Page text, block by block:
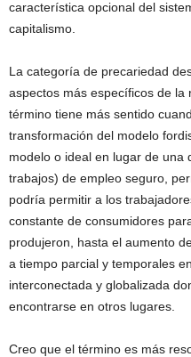
característica opcional del
capitalismo.
La categoría de precariedad
aspectos más específicos de la
término tiene más sentido
transformación del modelo
modelo o ideal en lugar de una
trabajos) de empleo seguro,
podría permitir a los
constante de consumidores
produjeron, hasta el aumento
a tiempo parcial y temporales
interconectada y globalizada
encontrarse en otros lugares.
Creo que el término es más